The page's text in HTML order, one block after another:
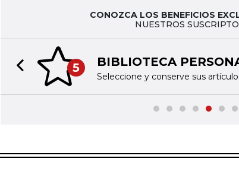
CONOZCA LOS BENEFICIOS
NUESTROS
6 TINTA DIGITAL
Acceda a nuestras
Previous slide